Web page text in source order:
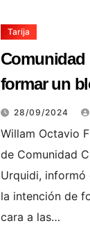
Tarija
Comunidad
formar un
próximas
28/09/2024
Willam Octavio
de Comunidad
Urquidi, informó
la intención de
cara a las…